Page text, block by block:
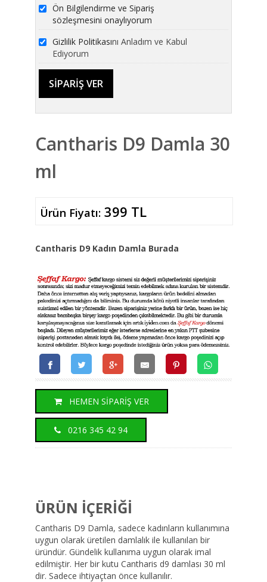
Ön Bilgilendirme ve Sipariş
sözleşmesini onaylıyorum
Gizlilik Politikasını Anladım ve Kabul
Ediyorum
Cantharis D9 Damla 30
ml
Ürün Fiyatı:399 TL
Cantharis D9 Kadın Damla Burada
HEMEN SİPARİŞ VER
0216 345 42 94
ÜRÜN İÇERİĞİ
Cantharis D9 Damla, sadece kadınların kullanımına
uygun olarak üretilen damlalık ile kullanılan bir
üründür. Gündelik kullanıma uygun olarak imal
edilmiştir. Her bir kutu Cantharis d9 damlası 30 ml
dir. Sadece ihtiyaçtan önce kullanılır.